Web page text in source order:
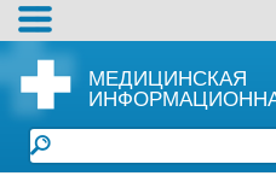
МЕДИЦИНСКАЯ